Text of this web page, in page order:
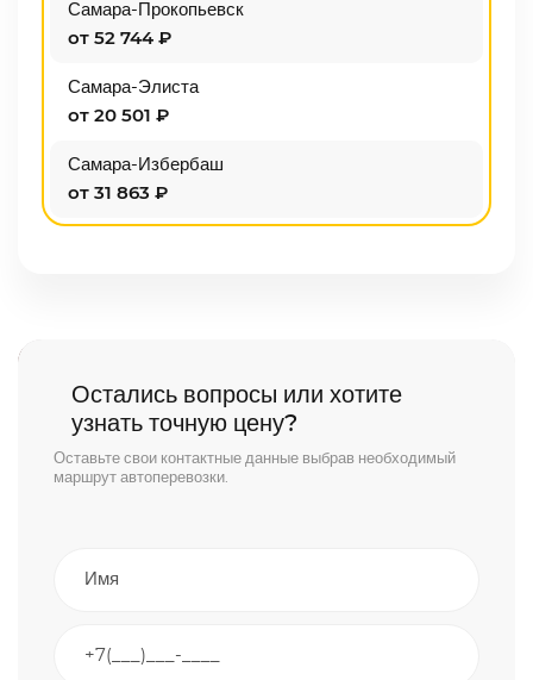
Самара-Прокопьевск
от 52 744 ₽
Самара-Элиста
от 20 501 ₽
Самара-Избербаш
от 31 863 ₽
Остались вопросы или хотите
узнать точную цену?
Оставьте свои контактные данные выбрав необходимый
маршрут автоперевозки.